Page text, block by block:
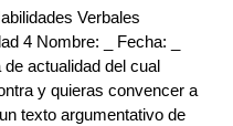
Verbales
4 Nombre: _ Fecha: _
actualidad del cual
y quieras convencer a
texto argumentativo de